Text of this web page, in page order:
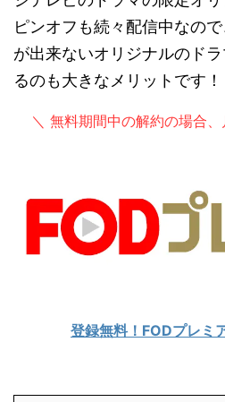
ピンオフも続々配信中なの
が出来ないオリジナルのド
るのも大きなメリットです！
＼ 無料期間中の解約の場合
登録無料！FODプレミ